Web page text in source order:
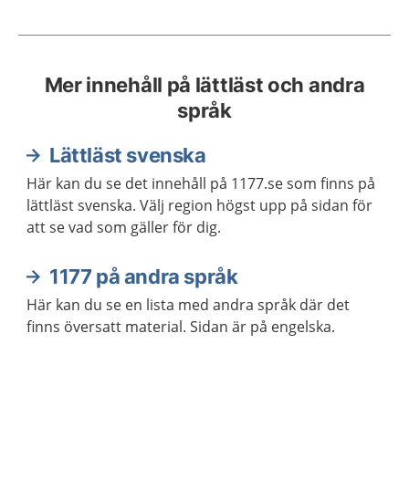
Mer innehåll på lättläst och andra
språk
Lättläst svenska
Här kan du se det innehåll på 1177.se som finns på
lättläst svenska. Välj region högst upp på sidan för
att se vad som gäller för dig.
1177 på andra språk
Här kan du se en lista med andra språk där det
finns översatt material. Sidan är på engelska.